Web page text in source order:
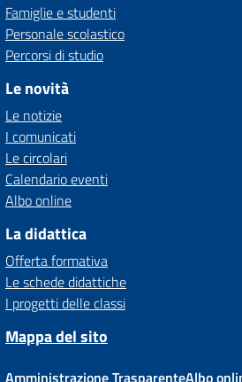
Famiglie e studenti
Personale scolastico
Percorsi di studio
Le novità
Le notizie
I comunicati
Le circolari
Calendario eventi
Albo online
La didattica
Offerta formativa
Le schede didattiche
I progetti delle classi
Mappa del sito
Amministrazione TrasparenteAlbo